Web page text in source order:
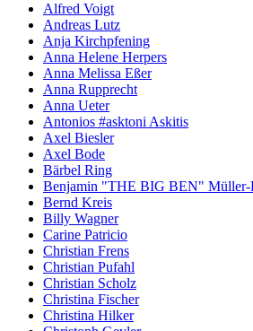
Alfred Voigt
Andreas Lutz
Anja Kirchpfening
Anna Helene Herpers
Anna Melissa Eßer
Anna Rupprecht
Anna Ueter
Antonios #asktoni Askitis
Axel Biesler
Axel Bode
Bärbel Ring
Benjamin "THE BIG BEN"
Bernd Kreis
Billy Wagner
Carine Patricio
Christian Frens
Christian Pufahl
Christian Scholz
Christina Fischer
Christina Hilker